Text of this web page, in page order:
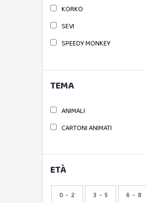
KORKO
SEVI
SPEEDY MONKEY
TEMA
ANIMALI
CARTONI ANIMATI
ETÀ
0 - 2 3 - 5 6 - 8